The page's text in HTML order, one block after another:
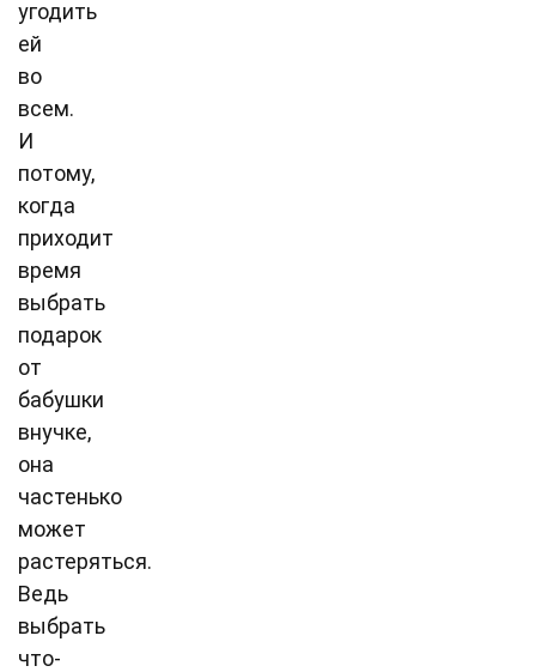
угодить
ей
во
всем.
И
потому,
когда
приходит
время
выбрать
подарок
от
бабушки
внучке,
она
частенько
может
растеряться.
Ведь
выбрать
что-